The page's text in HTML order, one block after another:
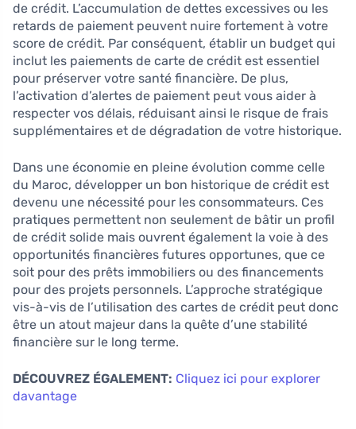
de crédit. L’accumulation de dettes excessives ou les
retards de paiement peuvent nuire fortement à votre
score de crédit. Par conséquent, établir un budget qui
inclut les paiements de carte de crédit est essentiel
pour préserver votre santé financière. De plus,
l’activation d’alertes de paiement peut vous aider à
respecter vos délais, réduisant ainsi le risque de frais
supplémentaires et de dégradation de votre historique.
Dans une économie en pleine évolution comme celle
du Maroc, développer un bon historique de crédit est
devenu une nécessité pour les consommateurs. Ces
pratiques permettent non seulement de bâtir un profil
de crédit solide mais ouvrent également la voie à des
opportunités financières futures opportunes, que ce
soit pour des prêts immobiliers ou des financements
pour des projets personnels. L’approche stratégique
vis-à-vis de l’utilisation des cartes de crédit peut donc
être un atout majeur dans la quête d’une stabilité
financière sur le long terme.
DÉCOUVREZ ÉGALEMENT: Cliquez ici pour explorer
davantage